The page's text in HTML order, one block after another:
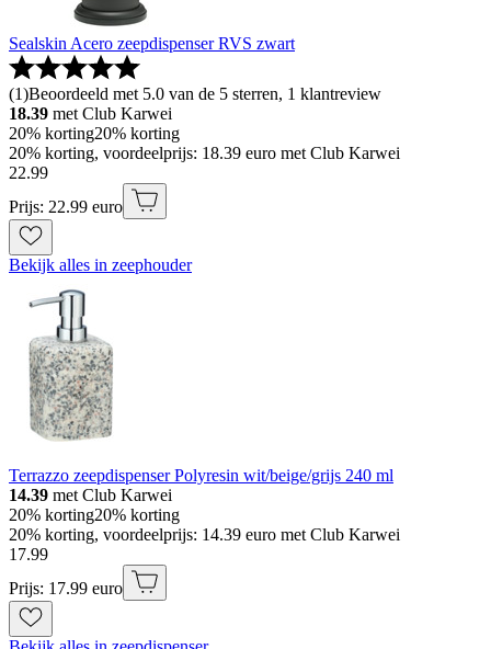
Sealskin Acero zeepdispenser RVS zwart
(1)Beoordeeld met 5.0 van de 5 sterren, 1 klantreview
18.39 met Club Karwei
20% korting20% korting
20% korting, voordeelprijs: 18.39 euro met Club Karwei
22.99
Prijs: 22.99 euro
Bekijk alles in zeephouder
Terrazzo zeepdispenser Polyresin wit/beige/grijs 240 ml
14.39 met Club Karwei
20% korting20% korting
20% korting, voordeelprijs: 14.39 euro met Club Karwei
17.99
Prijs: 17.99 euro